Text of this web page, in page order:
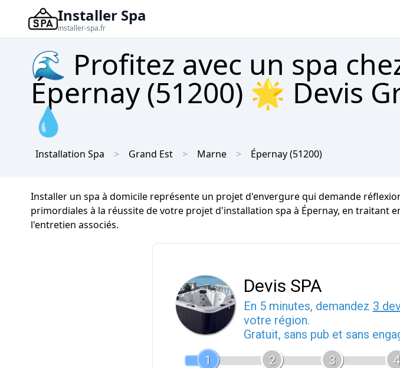
Installer Spa
installer-spa.fr
🌊 Profitez avec un spa
Épernay (51200) 🌟 Devis
💧
Installation Spa Grand Est Marne Épernay(51200)
Installer un spa à domicile représente un projet d'envergure qui demande
primordiales à la réussite de votre projet d'installation spa à Épernay, en
l'entretien associés.
Devis SPA
En 5 minutes, demandez 3
votre région.
Gratuit, sans pub et sans
1
2 3 4